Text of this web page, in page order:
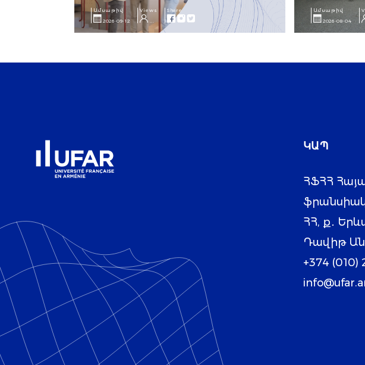
Ամսաթիվ
2026-09-12
Views
...
Share
Ամսաթիվ
2026-08-04
ԿԱՊ
ՀՖՀՀ
ՀՀ, ք․
Դավիթ
+374 (010)